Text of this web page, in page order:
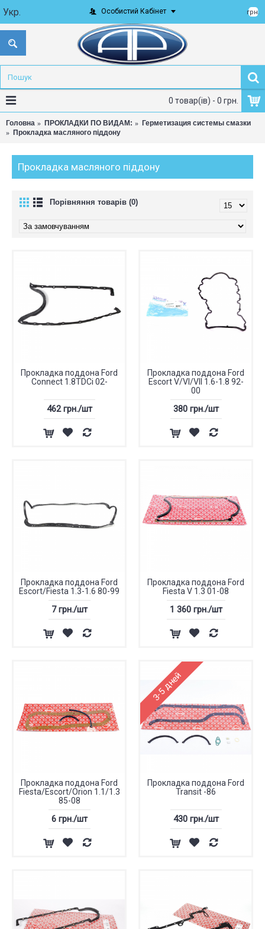
Укр. грн.
Особистий Кабінет
0 товар(ів) - 0 грн.
Головна ПРОКЛАДКИ ПО ВИДАМ:
Герметизация системы смазки
Прокладка масляного піддону
Прокладка масляного піддону
Порівняння товарів (0)
Прокладка поддона Ford
Connect 1.8TDCi 02-
462 грн./шт
Прокладка поддона Ford
Escort V/VI/VII 1.6-1.8 92-
00
380 грн./шт
Прокладка поддона Ford
Escort/Fiesta 1.3-1.6 80-99
7 грн./шт
Прокладка поддона Ford
Fiesta V 1.3 01-08
1 360 грн./шт
Прокладка поддона Ford
Fiesta/Escort/Orion 1.1/1.3
85-08
6 грн./шт
3-5 дней
Прокладка поддона Ford
Transit -86
430 грн./шт